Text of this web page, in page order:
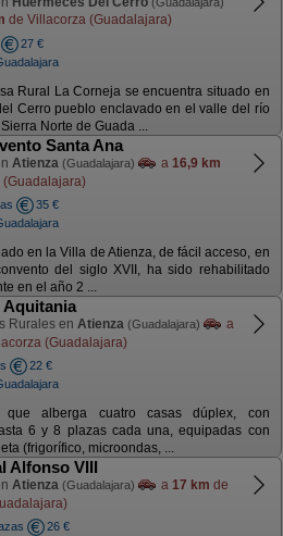
de Villacorza (Guadalajara)
27 €
Rural La Corneja se encuentra situado en
Cerro pueblo enclavado en el valle del río
Norte de Guada ...
Santa Ana
Atienza (Guadalajara) a 16,9 km
35 €
en la Villa de Atienza, de fácil acceso, en
del siglo XVII, ha sido rehabilitado
en el año 2 ...
Aquitania
Rurales en Atienza (Guadalajara)
a
(Guadalajara)
22 €
que alberga cuatro casas dúplex, con
6 y 8 plazas cada una, equipadas con
(frigorífico, microondas, ...
Alfonso VIII
Atienza (Guadalajara) a 17 km de
26 €